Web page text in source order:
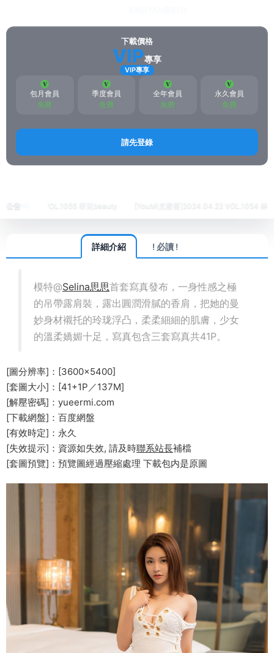
下載價格
VIP專享
VIP專享
包月會員
免費
季度會員
免費
全年會員
免費
永久會員
免費
請先登錄
公告VOL.1055 菲兒beauty [YouMi尤蜜荟]2024.04.22 VOL.1054 林幼一
詳細介紹 ! 必讀 !
模特@Selina思思首套寫真發布，一身性感之極
的吊帶露肩裝，露出圓潤滑膩的香肩，把她的曼
妙身材襯托的玲珑浮凸，柔柔細細的肌膚，少女
的溫柔嬌媚十足，寫真包含三套寫真共41P。
[圖分辨率]：[3600×5400]
[套圖大小]：[41+1P／137M]
[解壓密碼]：yueermi.com
[下載網盤]：百度網盤
[有效時定]：永久
[失效提示]：資源如失效, 請及時聯系站長補檔
[套圖預覽]：預覽圖經過壓縮處理 下載包内是原圖